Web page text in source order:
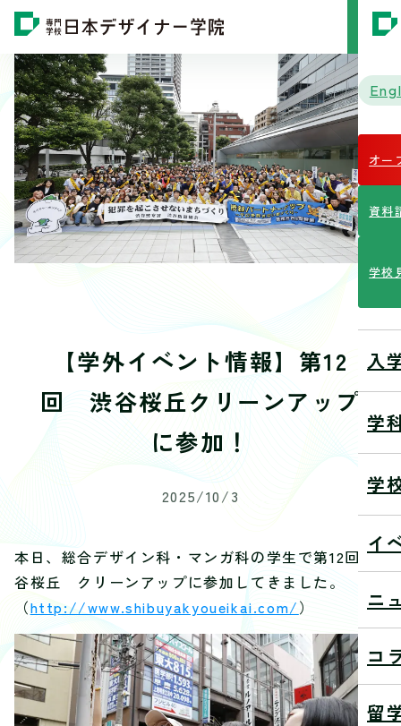
MENU
オー
資料
学校
入
学
学
イ
ニ
コ
留
【学外イベント情報】第12
回 渋谷桜丘クリーンアップ
に参加！
2025/10/3
本日、総合デザイン科・マンガ科の学生で第12回渋
谷桜丘 クリーンアップに参加してきました。
（http://www.shibuyakyoueikai.com/）